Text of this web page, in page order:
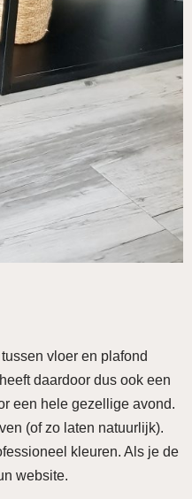
vloer en plafond
daardoor dus ook een
een hele gezellige avond.
(of zo laten natuurlijk).
kleuren. Als je de
website.